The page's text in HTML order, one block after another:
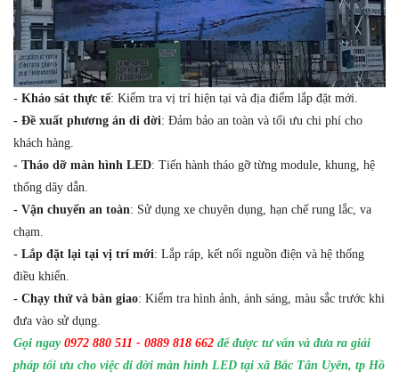
- Khảo sát thực tế: Kiểm tra vị trí hiện tại và địa điểm lắp đặt mới.
- Đề xuất phương án di dời: Đảm bảo an toàn và tối ưu chi phí cho
khách hàng.
- Tháo dỡ màn hình LED: Tiến hành tháo gỡ từng module, khung, hệ
thống dây dẫn.
- Vận chuyển an toàn: Sử dụng xe chuyên dụng, hạn chế rung lắc, va
chạm.
- Lắp đặt lại tại vị trí mới: Lắp ráp, kết nối nguồn điện và hệ thống
điều khiển.
- Chạy thử và bàn giao: Kiểm tra hình ảnh, ánh sáng, màu sắc trước khi
đưa vào sử dụng.
Gọi ngay 0972 880 511 - 0889 818 662 để được tư vấn và đưa ra giải
pháp tối ưu cho việc di dời màn hình LED tại xã Bắc Tân Uyên, tp Hồ